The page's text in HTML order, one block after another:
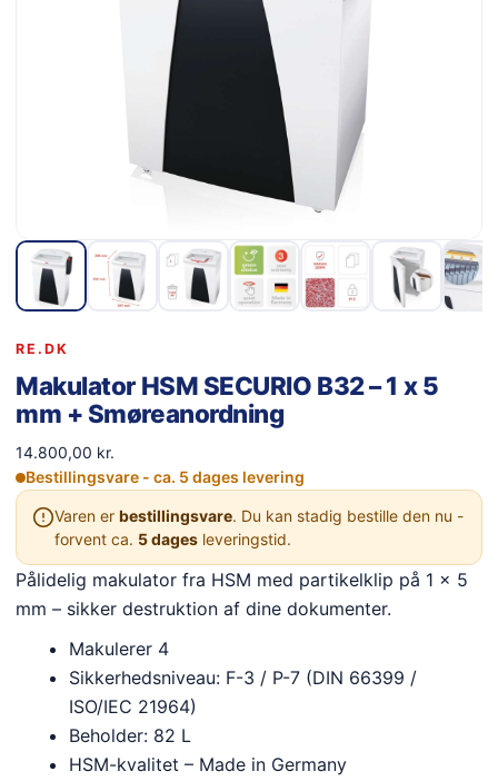
RE.DK
Makulator HSM SECURIO B32 – 1 x 5
mm + Smøreanordning
14.800,00 kr.
Bestillingsvare - ca. 5 dages levering
Varen er bestillingsvare. Du kan stadig bestille den nu -
forvent ca. 5 dages leveringstid.
Pålidelig makulator fra HSM med partikelklip på 1 x 5
mm – sikker destruktion af dine dokumenter.
Makulerer 4
Sikkerhedsniveau: F-3 / P-7 (DIN 66399 /
ISO/IEC 21964)
Beholder: 82 L
HSM-kvalitet – Made in Germany